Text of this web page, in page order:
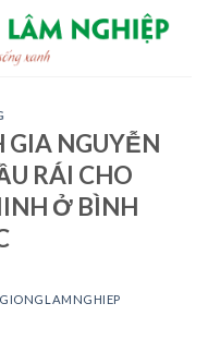
GIA NGUYỄN
RÁI CHO
Ở BÌNH